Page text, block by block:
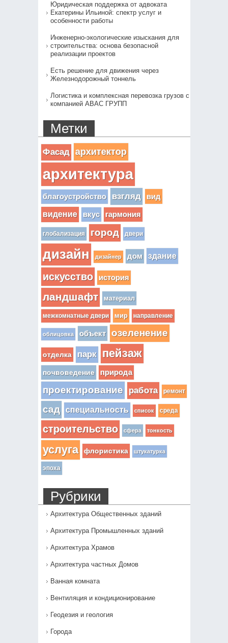
Юридическая поддержка от адвоката
Екатерины Ильиной: спектр услуг и
особенности работы
Инженерно-экологические изыскания для
строительства: основа безопасной
реализации проектов
Есть решение для движения через
Железнодорожный тоннель
Логистика и комплексная перевозка грузов с
компанией АВАС ГРУПП
Метки
Фасад архитектор
архитектура
благоустройство взгляд вид
видение вкус гармония
глобализация город двери
дизайн дизайнер дом здание
искусство история
ландшафт материал
межкомнатные двери мир направление
облицовка объект озеленение
отделка парк пейзаж
почвоведение природа
проектирование работа ремонт
сад специальность список среда
строительство сфера тонкость
услуга флористика штукатурка
эпоха
Рубрики
Архитектура Общественных зданий
Архитектура Промышленных зданий
Архитектура Храмов
Архитектура частных Домов
Ванная комната
Вентиляция и кондиционирование
Геодезия и геология
Города